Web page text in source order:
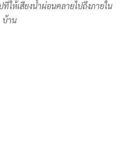
ให้เสียงน้ำผ่อนคลายไปถึงภายใน
บ้าน